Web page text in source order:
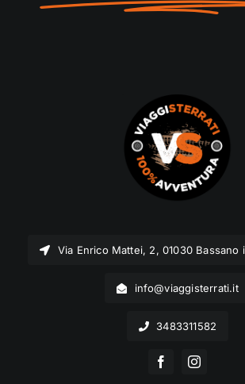
Via Enrico Mattei, 2, 01030 Bassano
info@viaggisterrati.it
3483311582